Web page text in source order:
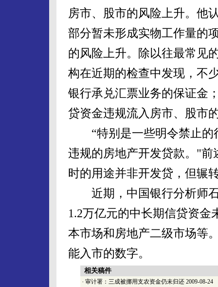
房市、股市的风险上升。他
部分暂未形成实物工作量的
的风险上升。除以往最常见
构在近期的检查中发现，不
银行承兑汇票业务的保证金
贷资金违规流入房市、股市
“特别是一些明令禁止的
违规的房地产开发贷款。"
时的用途并非开发贷，但辗
近期，中国银行分析师石
1.2万亿元的中长期信贷资
本市场和房地产二级市场等
能入市的数字。
相关稿件
· 审计署：三成被挪用支农资金仍未归还 2009-08-24